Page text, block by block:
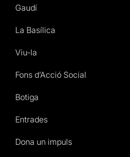
Gaudí
La Basílica
Viu-la
Fons d’Acció Social
Botiga
Entrades
Dona un impuls